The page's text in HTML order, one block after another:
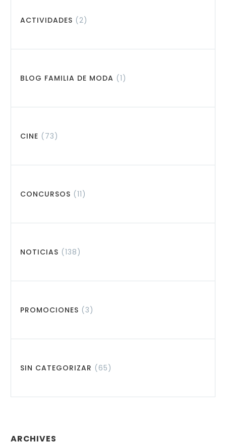
ACTIVIDADES (2)
BLOG FAMILIA DE MODA (1)
CINE (73)
CONCURSOS (11)
NOTICIAS (138)
PROMOCIONES (3)
SIN CATEGORIZAR (65)
ARCHIVES